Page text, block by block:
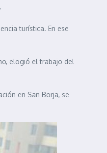
turística. En ese
elogió el trabajo del
en San Borja, se